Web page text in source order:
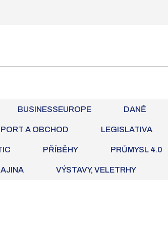
BUSINESSEUROPE DANĚ
A OBCHOD LEGISLATIVA
PŘÍBĚHY PRŮMYSL 4.0
VÝSTAVY, VELETRHY